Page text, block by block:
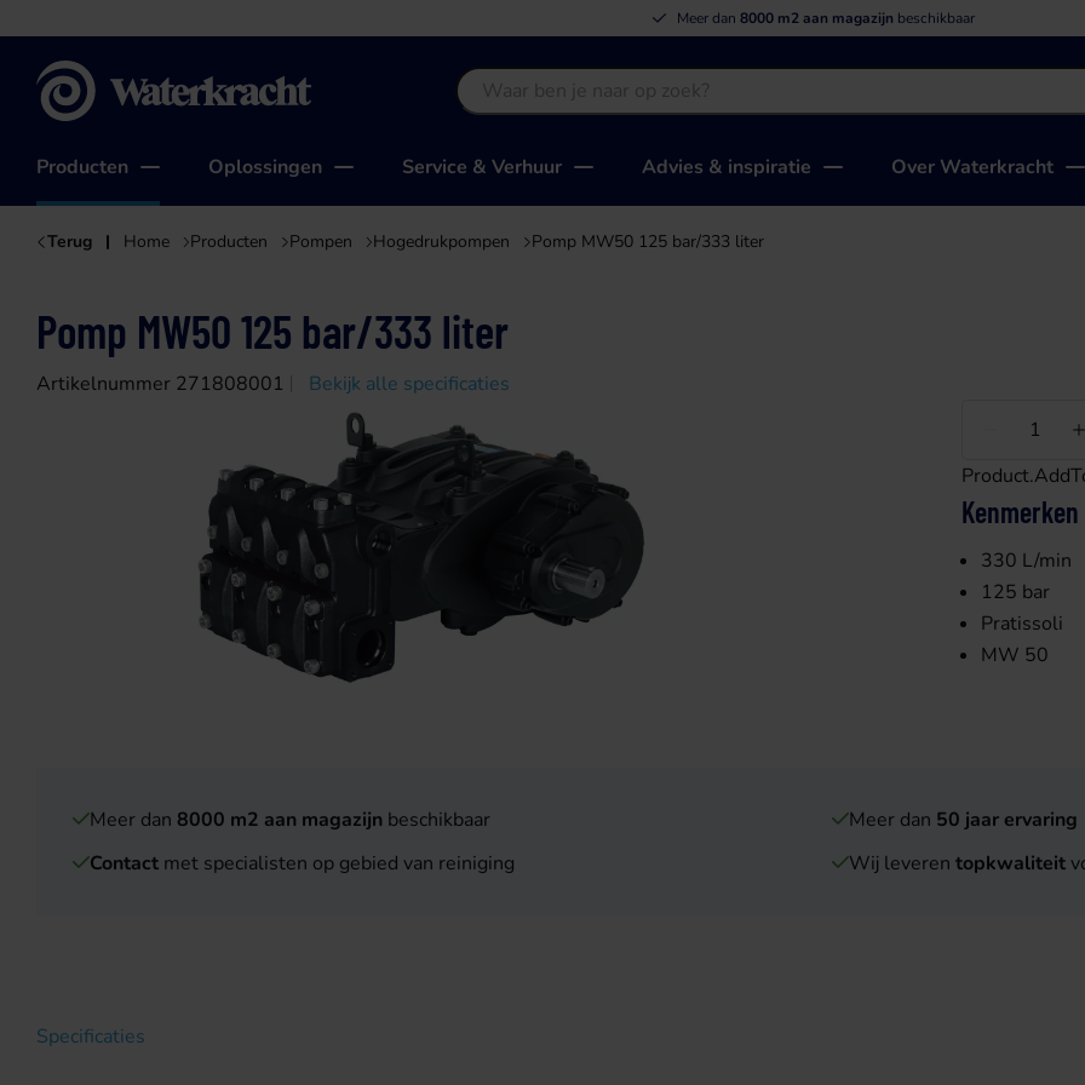
Meer dan 8000 m2 aan magazijn beschikbaar
Producten Oplossingen Service & Verhuur Advies & inspiratie Over Waterkracht
Terug Home Producten Pompen Hogedrukpompen Pomp MW50 125 bar/333 liter
Pomp MW50 125 bar/333 liter
Artikelnummer 271808001 Bekijk alle specificaties
Minder
Kenmerken
330 L/min
125 bar
Pratissoli
MW 50
Meer dan 8000 m2 aan magazijn beschikbaar Meer dan 50 jaar ervaring
Contact met specialisten op gebied van reiniging Wij leveren topkwaliteit
Specificaties